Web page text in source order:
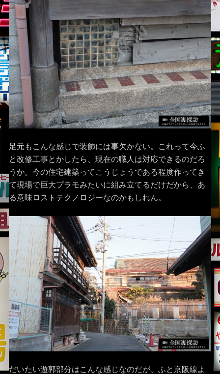
足元もこんな感じで装飾には事欠かない。これって今ふ
と改修工事とかしたら、現在の職人は対応できるのだろ
うか。今の住宅建築ってこうじょうである程度作ってき
て現場で巨大プラモみたいに組み立てるだけだから、あ
る意味ロストテクノロジーなのかもしれん。
だいたい遊郭部分はこんな感じなのだが、ふと京阪線よ